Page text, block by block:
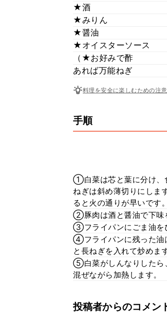
★酒
★みりん
★醤油
★オイスターソース
（★お好みで酢
あれば万能ねぎ
料理を安全に楽しむための注
手順
①白菜は芯と葉に分け、
ねぎは斜め薄切りにしま
ると火の通りが早いです。
②豚肉は酒と醤油で下味
③フライパンにごま油を
④フライパンに残った油
と長ねぎを入れて炒めます
⑤白菜がしんなりしたら
混ぜながら加熱します。
投稿者からのコメン